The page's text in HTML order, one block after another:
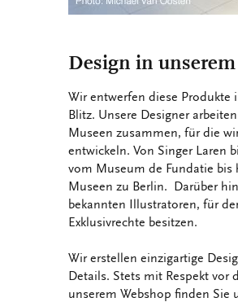
Design in
Wir entwerfen diese Produkte
Blitz. Unsere Designer
Museen zusammen, für die
entwickeln. Von Singer Laren
vom Museum de Fundatie bis
Museen zu Berlin. Darüber
bekannten Illustratoren, für
Exklusivrechte besitzen.
Wir erstellen einzigartige
Details. Stets mit Respekt vor
unserem Webshop finden Sie